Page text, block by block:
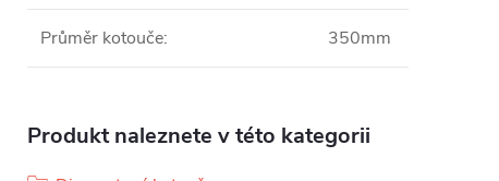
Průměr kotouče: 350mm
Produkt naleznete v této kategorii